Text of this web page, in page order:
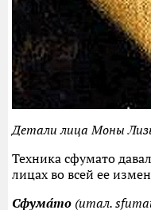
Детали лица Моны
Техника сфумато
лицах во всей ее
Сфума́то (итал.